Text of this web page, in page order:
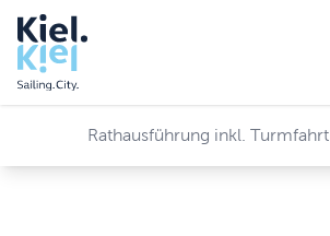
Rathausführung inkl. Turmfahrt